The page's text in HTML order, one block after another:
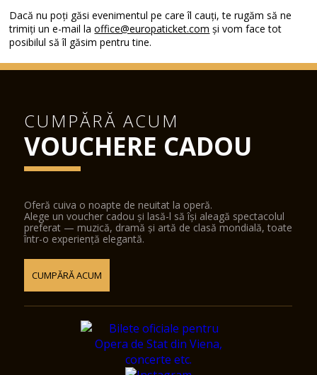
Dacă nu poți găsi evenimentul pe care îl cauți, te rugăm să ne
trimiți un e-mail laoffice@europaticket.com și vom face tot
posibilul să îl găsim pentru tine.
CUMPĂRĂ ACUM
VOUCHERE CADOU
Oferă cuiva o noapte de neuitat la operă.
Alege un voucher cadou și lasă-l să își aleagă spectacolul
preferat — muzică, dramă și artă de clasă mondială, toate
într-o experiență elegantă.
CUMPĂRĂ ACUM